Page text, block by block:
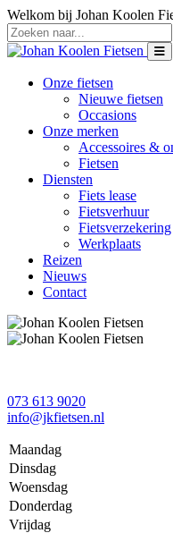
Welkom bij Johan Koolen
Onze fietsen
Nieuwe fietsen
Occasions
Onze merken
Accessoires &
Fietsen
Diensten
Fiets lease
Fietsverhuur
Fietsverzekering
Werkplaats
Reizen
Nieuws
Contact
073 613 9020
info@jkfietsen.nl
Maandag
Dinsdag
Woensdag
Donderdag
Vrijdag